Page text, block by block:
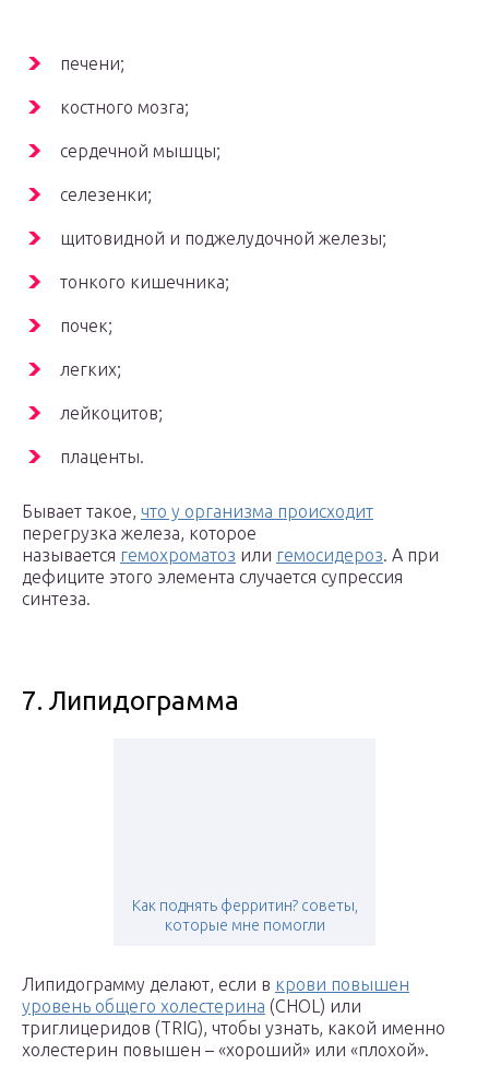
печени;
костного мозга;
сердечной мышцы;
селезенки;
щитовидной и поджелудочной железы;
тонкого кишечника;
почек;
легких;
лейкоцитов;
плаценты.
Бывает такое, что у организма происходит
перегрузка железа, которое
называется гемохроматоз или гемосидероз. А при
дефиците этого элемента случается супрессия
синтеза.
7. Липидограмма
Как поднять ферритин? советы,
которые мне помогли
Липидограмму делают, если в крови повышен
уровень общего холестерина (CHOL) или
триглицеридов (TRIG), чтобы узнать, какой именно
холестерин повышен – «хороший» или «плохой».